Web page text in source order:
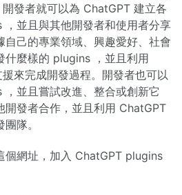
發者就可以為 ChatGPT 建立各
並且與其他開發者和使用者分享
自己的專業領域、興趣愛好、社會
什麼樣的 plugins ，並且利用
來完成開發過程。開發者也可以
並且嘗試改進、整合或創新它
開發者合作，並且利用 ChatGPT
隊。
個網址，加入 ChatGPT plugins